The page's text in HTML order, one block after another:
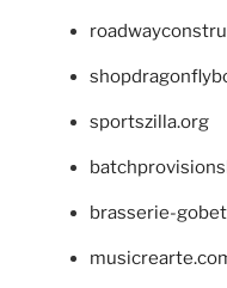
sportszilla.org
brasserie-